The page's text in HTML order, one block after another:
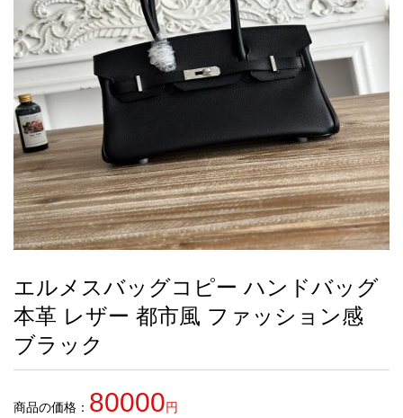
管
せ
2026人気特集
バッグ
財布
時計
服
ズボン
衣装セット
靴
住まい用品
アクセサリー
ベルト
スカーフ
アイフォーンケ
ース
小物
最
新
製
品
す
す
め
商
エルメスバッグコピー ハンドバッグ
本革 レザー 都市風 ファッション感
ブラック
商品の価格： 80000円